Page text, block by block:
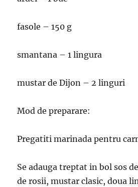
fasole – 150 g
smantana – 1 lingura
mustar de Dijon – 2 linguri
Mod de preparare:
Pregatiti marinada pentru
Se adauga treptat in bol sos
de rosii, mustar clasic, doua